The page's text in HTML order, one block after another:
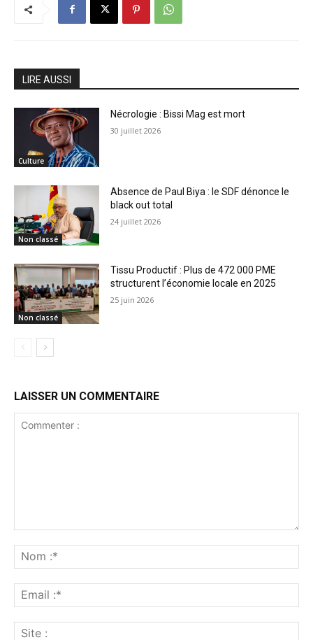
LIRE AUSSI
Culture
Nécrologie : Bissi Mag est mort
30 juillet 2026
Non classé
Absence de Paul Biya : le SDF dénonce le
black out total
24 juillet 2026
Non classé
Tissu Productif : Plus de 472 000 PME
structurent l’économie locale en 2025
25 juin 2026
LAISSER UN COMMENTAIRE
:*
:*